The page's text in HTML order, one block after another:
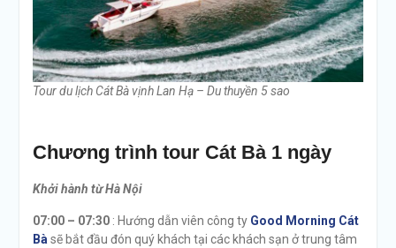
Tour du lịch Cát Bà vịnh Lan Hạ – Du thuyền 5 sao
Chương trình tour Cát Bà 1 ngày
Khởi hành từ Hà Nội
07:00 – 07:30: Hướng dẫn viên công ty Good Morning Cát
Bàsẽ bắt đầu đón quý khách tại các khách sạn ở trung tâm